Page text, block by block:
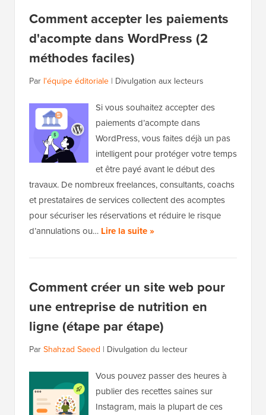
Comment accepter les paiements
d'acompte dans WordPress (2
méthodes faciles)
Par l'équipe éditoriale | Divulgation aux lecteurs
Si vous souhaitez accepter des
paiements d’acompte dans
WordPress, vous faites déjà un pas
intelligent pour protéger votre temps
et être payé avant le début des
travaux. De nombreux freelances, consultants, coachs
et prestataires de services collectent des acomptes
pour sécuriser les réservations et réduire le risque
d’annulations ou… Lire la suite »
Comment créer un site web pour
une entreprise de nutrition en
ligne (étape par étape)
ParShahzad Saeed | Divulgation du lecteur
Vous pouvez passer des heures à
publier des recettes saines sur
Instagram, mais la plupart de ces